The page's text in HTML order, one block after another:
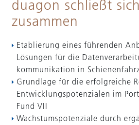
duagon schließt
zusammen
Etablierung eines führenden
Lösungen für die
kommunikation in
Grundlage für die erfolgreiche
Entwicklungspotenzialen im
Fund VII
Wachstumspotenziale durch